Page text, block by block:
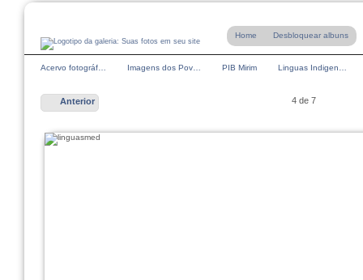
Home Desbloquear albuns
Acervo fotográf… Imagens dos Pov… PIB Mirim Linguas Indigen…
Anterior 4 de 7